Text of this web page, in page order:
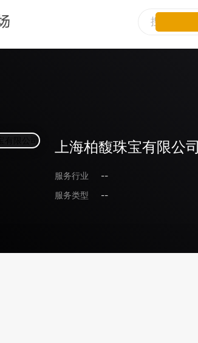
上海柏馥珠宝有限公司
服务行业
--
服务类型
--